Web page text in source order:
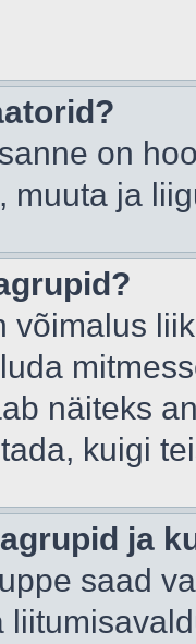
on
muuta ja
võimalus
näiteks
kuigi
ja
saad